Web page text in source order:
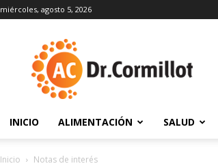
miércoles, agosto 5, 2026
INICIO ALIMENTACIÓN SALUD
Inicio Notas de interés